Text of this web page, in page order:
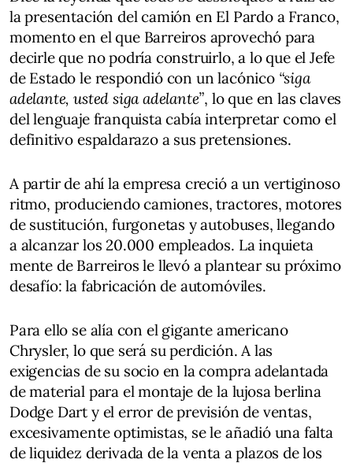
la presentación del camión en El Pardo a Franco,
momento en el que Barreiros aprovechó para
decirle que no podría construirlo, a lo que el Jefe
de Estado le respondió con un lacónico “siga
adelante, usted siga adelante”, lo que en las claves
del lenguaje franquista cabía interpretar como el
definitivo espaldarazo a sus pretensiones.
A partir de ahí la empresa creció a un vertiginoso
ritmo, produciendo camiones, tractores, motores
de sustitución, furgonetas y autobuses, llegando
a alcanzar los 20.000 empleados. La inquieta
mente de Barreiros le llevó a plantear su próximo
desafío: la fabricación de automóviles.
Para ello se alía con el gigante americano
Chrysler, lo que será su perdición. A las
exigencias de su socio en la compra adelantada
de material para el montaje de la lujosa berlina
Dodge Dart y el error de previsión de ventas,
excesivamente optimistas, se le añadió una falta
de liquidez derivada de la venta a plazos de los